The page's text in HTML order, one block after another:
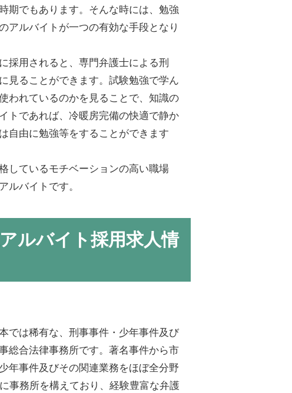
期でもあります。そんな時には、勉強
アルバイトが一つの有効な手段となり
採用されると、専門弁護士による刑
見ることができます。試験勉強で学ん
われているのかを見ることで、知識の
トであれば、冷暖房完備の快適で静か
自由に勉強等をすることができます
しているモチベーションの高い職場
バイトです。
ルバイト採用求人情
では稀有な、刑事事件・少年事件及び
総合法律事務所です。著名事件から市
年事件及びその関連業務をほぼ全分野
事務所を構えており、経験豊富な弁護